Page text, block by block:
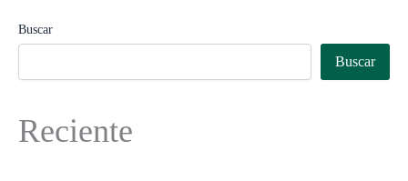
Buscar
Buscar
Reciente